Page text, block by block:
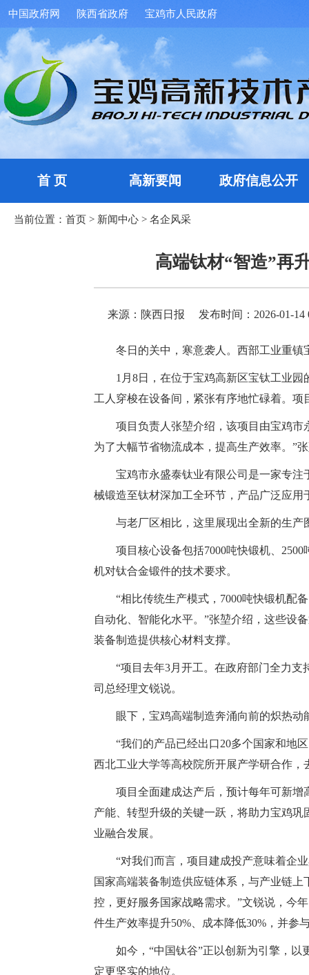
中国政府网 陕西省政府 宝鸡市人民政府
首 页 高新要闻 政府信息公开
当前位置： 首页 > 新闻中心 > 名企风采
高端钛材“智造”再
来源：陕西日报 发布时间：2026-01-14
冬日的关中，寒意袭人。西部工业重
1月8日，在位于宝鸡高新区宝钛工业
工人穿梭在设备间，紧张有序地忙碌着。
项目负责人张堃介绍，该项目由宝鸡
为了大幅节省物流成本，提高生产效率。”
宝鸡市永盛泰钛业有限公司是一家专
械锻造至钛材深加工全环节，产品广泛应
与老厂区相比，这里展现出全新的生产
项目核心设备包括7000吨快锻机、
机对钛合金锻件的技术要求。
“相比传统生产模式，7000吨快锻机配
自动化、智能化水平。”张堃介绍，这些设
装备制造提供核心材料支撑。
“项目去年3月开工。在政府部门全力
司总经理文锐说。
眼下，宝鸡高端制造奔涌向前的炽热动
“我们的产品已经出口20多个国家和地
西北工业大学等高校院所开展产学研合作
项目全面建成达产后，预计每年可新增
产能、转型升级的关键一跃，将助力宝鸡
业融合发展。
“对我们而言，项目建成投产意味着企
国家高端装备制造供应链体系，与产业链
控，更好服务国家战略需求。”文锐说，今
件生产效率提升50%、成本降低30%，并参
如今，“中国钛谷”正以创新为引擎，
定更坚实的地位。